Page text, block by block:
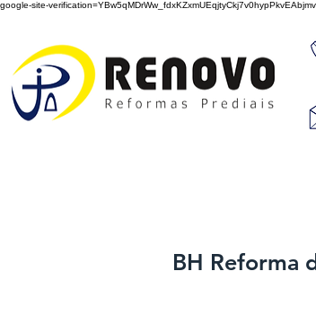
google-site-
BH Reforma